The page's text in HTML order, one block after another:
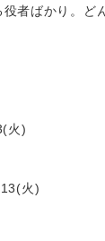
者ばかり。ど
火)
火)